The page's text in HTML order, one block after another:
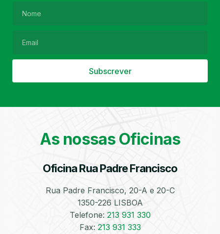
Subscrever
As nossas Oficinas
Oficina Rua Padre Francisco
Rua Padre Francisco, 20-A e 20-C
1350-226 LISBOA
Telefone: 213 931 330
Fax: 213 931 333
Filtro de Partículas Óleos
Bate-Chapas
Higienização e
Automóvel